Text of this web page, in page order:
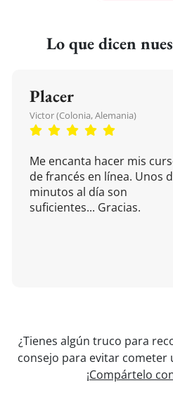
Lo que dicen
Placer
Victor (Colonia, Alemania)
Me encanta hacer mis
de francés en línea. Unos
minutos al día son
suficientes... Gracias.
¿Tienes algún truco para
consejo para evitar cometer
¡Compártelo